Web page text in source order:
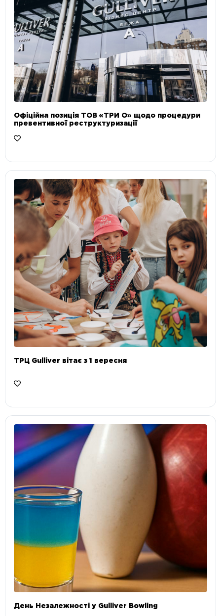
Офіційна позиція ТОВ «ТРИ О» щодо процедури
превентивної реструктуризації
ТРЦ Gulliver вітає з 1 вересня
День Незалежності у Gulliver Bowling